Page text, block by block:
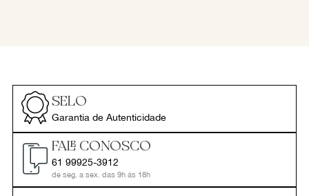
SELO
Garantia de Autenticidade
FALE CONOSCO
61 99925-3912
de seg. a sex. das 9h às 18h